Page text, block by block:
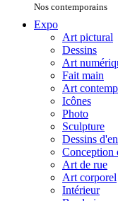
Nos contemporains
Expo
Art pictural
Dessins
Art
Fait main
Art
Icônes
Photo
Sculpture
Dessins
Conception
Art de rue
Art corporel
Intérieur